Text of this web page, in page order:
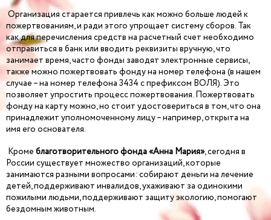
Организация старается привлечь как можно больше людей к
пожертвованиям, и ради этого упрощает систему сборов. Так
как для перечисления средств на расчетный счет необходимо
отправиться в банк или вводить реквизиты вручную, что
занимает время, часто фонды заводят электронные сервисы,
также можно пожертвовать фонду на номер телефона (в нашем
случае – на номер телефона 3434 с префиксом ВОЛЯ). Это
позволяет упростить процесс пожертвования. Пожертвовать
фонду на карту можно, но стоит удостовериться в том, что она
принадлежит уполномоченному лицу – например, открыта на
имя его основателя.
Кроме благотворительного фонда «Анна Мария», сегодня в
России существует множество организаций, которые
занимаются разными вопросами: собирают деньги на лечение
детей, поддерживают инвалидов, ухаживают за одинокими
пожилыми людьми, поддерживают защиту экологию, помогают
бездомным животным.